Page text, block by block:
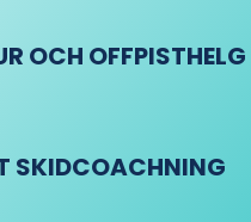
OCH
SKIDCOACHNING